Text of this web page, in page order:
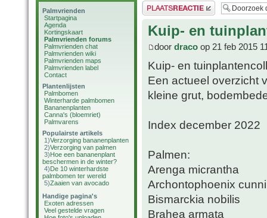
Palmvrienden
Startpagina
Agenda
Kortingskaart
Palmvrienden forums
Palmvrienden chat
Palmvrienden wiki
Palmvrienden maps
Palmvrienden label
Contact
Plantenlijsten
Palmbomen
Winterharde palmbomen
Bananenplanten
Canna's (bloemriet)
Palmvarens
Populairste artikels
1)Verzorging bananenplanten
2)Verzorging van palmen
3)Hoe een bananenplant
beschermen in de winter?
4)De 10 winterhardste
palmbomen ter wereld
5)Zaaien van avocado
Handige pagina's
Exoten adressen
Veel gestelde vragen
Plaats een reactie
Kuip- en
door draco op 21 feb 2015
Kuip- en
Een actueel overzicht
kleine grut,
Index december 2022
Palmen:
Arenga micrantha
Archontophoenix
Bismarckia nobilis
Brahea armata